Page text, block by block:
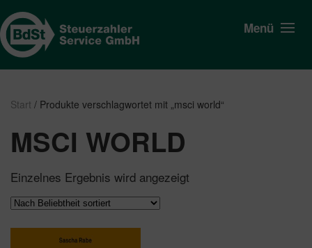
Menü
Start / Produkte verschlagwortet mit „msci world“
MSCI WORLD
Einzelnes Ergebnis wird angezeigt